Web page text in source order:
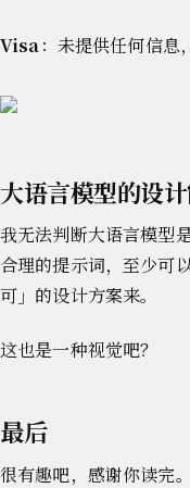
Visa：未提供任何信息
大语言模型的设
我无法判断大语言模型
合理的提示词，至少可
可」的设计方案来。
这也是一种视觉吧？
最后
很有趣吧，感谢你读完。